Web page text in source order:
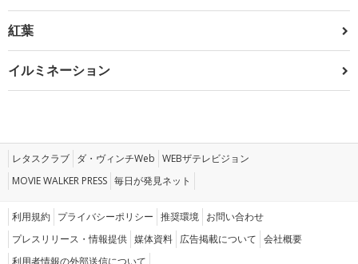
紅葉
イルミネーション
レタスクラブ ダ・ヴィンチWeb WEBザテレビジョン
MOVIE WALKER PRESS 毎日が発見ネット
利用規約 プライバシーポリシー 推奨環境 お問い合わせ
プレスリリース・情報提供 媒体資料 広告掲載について 会社概要
利用者情報の外部送信について